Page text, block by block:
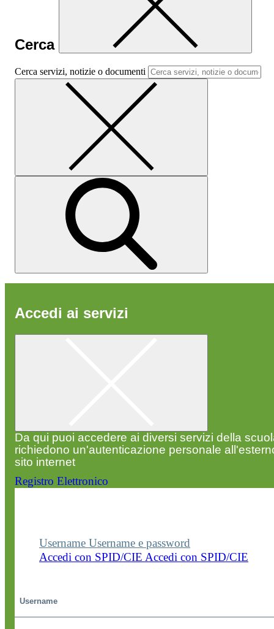
Cerca
Cerca servizi, notizie o documenti
Accedi ai servizi
Da qui puoi accedere ai diversi servizi della
richiedono un'autenticazione personale
sito internet
Registro Elettronico
Username Username e password
Accedi con SPID/CIE Accedi con SPID/CIE